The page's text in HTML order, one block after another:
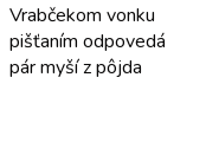
Vrabčekom vonku
pišťaním odpovedá
pár myší z pôjda